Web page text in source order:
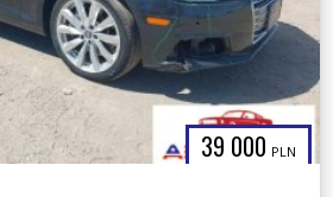
39 000 PLN